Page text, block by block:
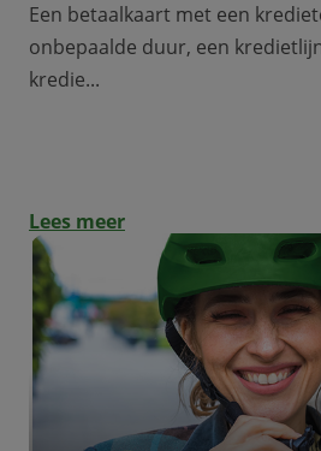
Een betaalkaart met een
onbepaalde duur, een
kredie...
Lees meer